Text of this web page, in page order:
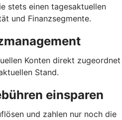
stets einen tagesaktuellen
und Finanzsegmente.
Konten direkt zugeordnet
Stand.
einsparen
und zahlen nur noch die